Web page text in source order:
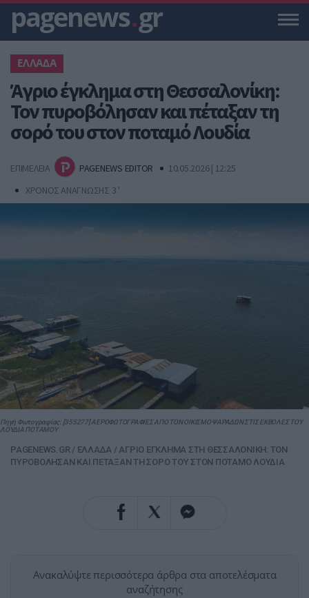
pagenews.gr
ΕΛΛΑΔΑ
Άγριο έγκλημα στη Θεσσαλονίκη:
Τον πυροβόλησαν και πέταξαν τη
σορό του στον ποταμό Λουδία
ΕΠΙΜΕΛΕΙΑ PAGENEWS EDITOR
10.05.2026 | 12:25
ΧΡΟΝΟΣ ΑΝΑΓΝΩΣΗΣ 3 '
Πηγή Φωτογραφίας: [355277] ΑΕΡΟΦΩΤΟΓΡΑΦΙΕΣ ΑΠΟ ΤΟΝ ΟΙΚΙΣΜΟ ΨΑΡΑΔΩΝ ΣΤΙΣ ΕΚΒΟΛΕΣ ΤΟΥ
ΛΟΥΔΙΑ ΠΟΤΑΜΟΥ
PAGENEWS.GR / ΕΛΛΑΔΑ / ΑΓΡΙΟ ΕΓΚΛΗΜΑ ΣΤΗ ΘΕΣΣΑΛΟΝΙΚΗ: ΤΟΝ
ΠΥΡΟΒΟΛΗΣΑΝ ΚΑΙ ΠΕΤΑΞΑΝ ΤΗ ΣΟΡΟ ΤΟΥ ΣΤΟΝ ΠΟΤΑΜΟ ΛΟΥΔΙΑ
Ανακαλύψτε περισσότερα άρθρα στα αποτελέσματα
αναζήτησης